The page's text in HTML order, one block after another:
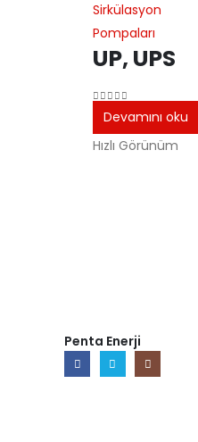
Sirkülasyon
Pompaları
UP, UPS
5 üzerinden
Devamını oku
Hızlı Görünüm
Penta Enerji